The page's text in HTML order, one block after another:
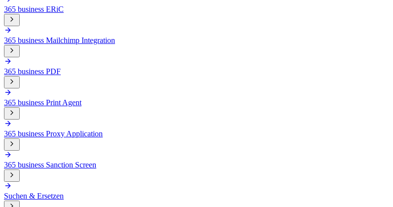
365 business ERiC
365 business Mailchimp Integration
365 business PDF
365 business Print Agent
365 business Proxy Application
365 business Sanction Screen
Suchen & Ersetzen